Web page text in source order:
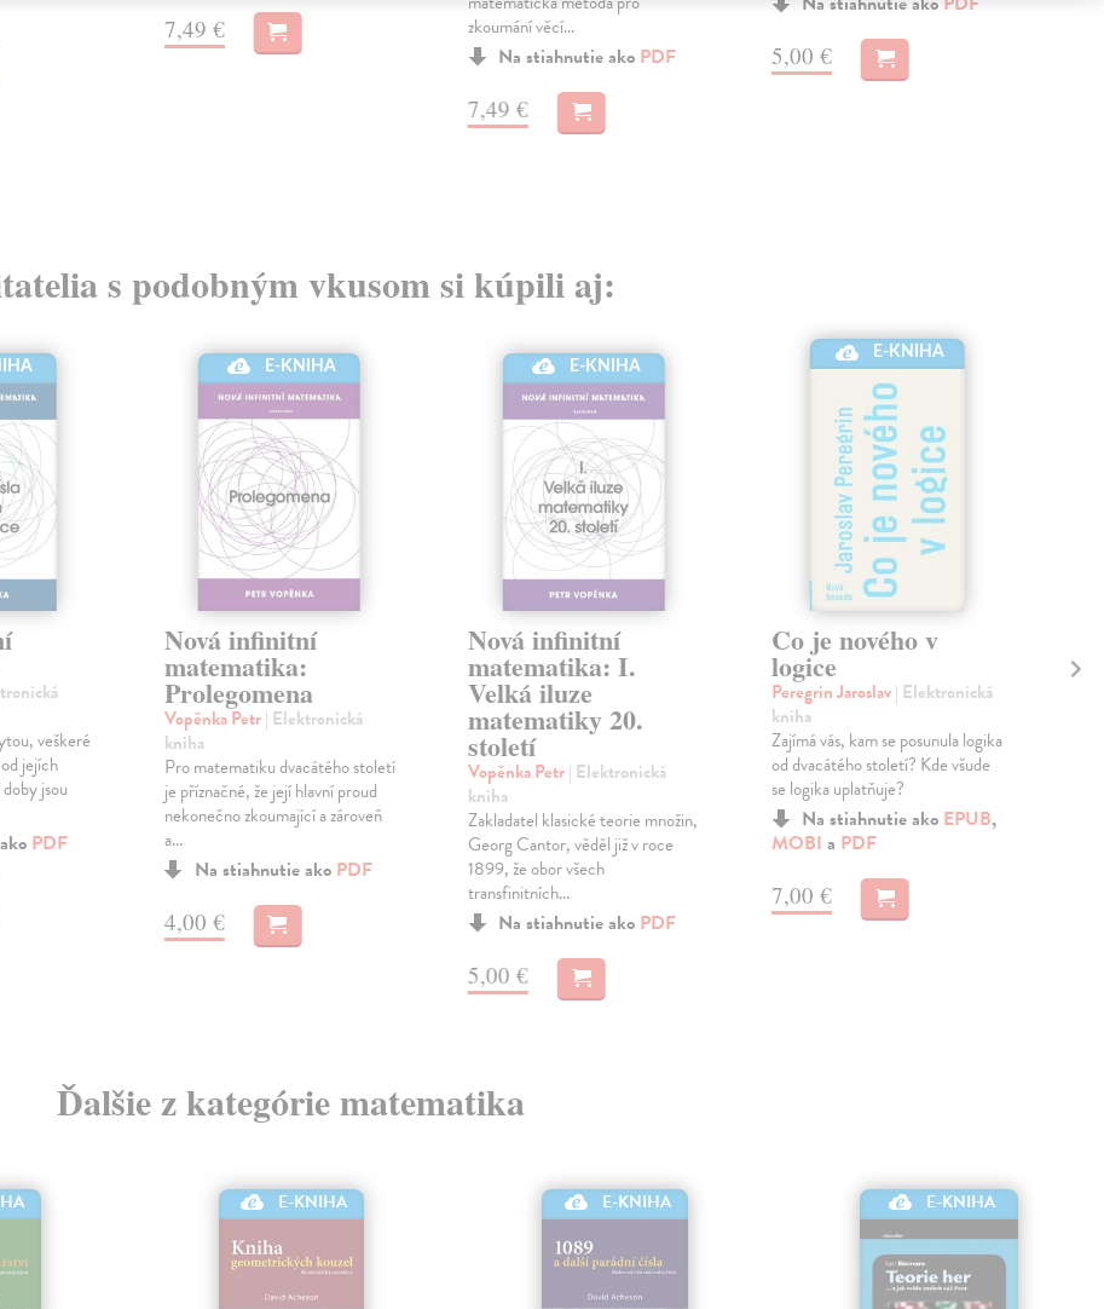
7,49 €
zkoumání věcí...
Na stiahnutie ako PDF
7,49 €
5,00 €
s podobným vkusom si kúpili aj:
veškeré
jejích
jsou
PDF
E-KNIHA
Nová infinitní
matematika:
Prolegomena
Vopěnka Petr| Elektronická
kniha
Pro matematiku dvacátého století
je příznačné, že její hlavní proud
nekonečno zkoumající a zároveň
a...
Na stiahnutie ako PDF
4,00 €
E-KNIHA
Nová infinitní
matematika: I.
Velká iluze
matematiky 20.
století
Vopěnka Petr| Elektronická
kniha
Zakladatel klasické teorie množin,
Georg Cantor, věděl již v roce
1899, že obor všech
transfinitních...
Na stiahnutie ako PDF
5,00 €
E-KNIHA
Co je nového v
logice
Peregrin Jaroslav| Elektronická
kniha
Zajímá vás, kam se posunula logika
od dvacátého století? Kde všude
se logika uplatňuje?
Na stiahnutie ako EPUB,
MOBI a PDF
7,00 €
Ďalšie z kategórie matematika
E-KNIHA E-KNIHA E-KNIHA